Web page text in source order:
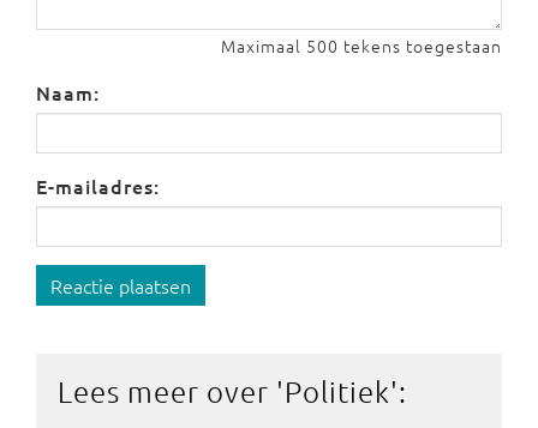
Maximaal 500 tekens toegestaan
Naam:
E-mailadres:
Reactie plaatsen
Lees meer over 'Politiek':